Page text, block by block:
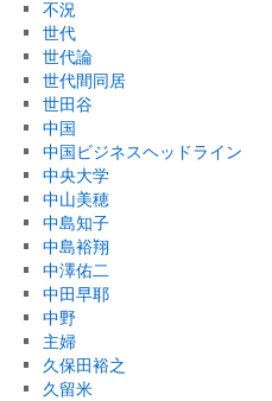
不況
世代
世代論
世代間同居
世田谷
中国
中国ビジネスヘッドライン
中央大学
中山美穂
中島知子
中島裕翔
中澤佑二
中田早耶
中野
主婦
久保田裕之
久留米